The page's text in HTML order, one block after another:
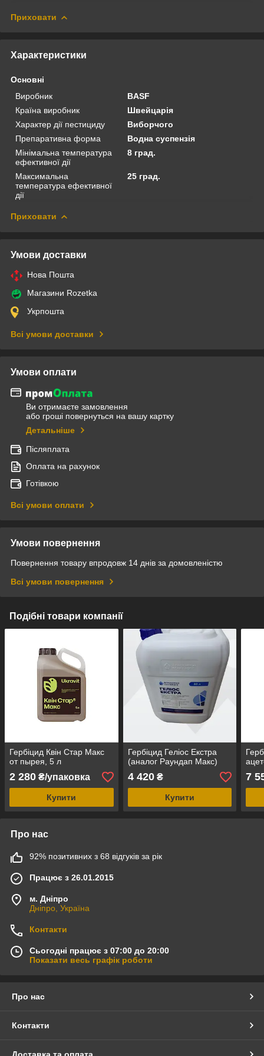
Приховати
Характеристики
Основні
Виробник
BASF
Країна виробник
Швейцарія
Характер дії пестициду
Виборчого
Препаративна форма
Водна суспензія
Мінімальна температура
ефективної дії
8 град.
Максимальна
температура ефективної
дії
25 град.
Приховати
Умови доставки
Нова Пошта
Магазини Rozetka
Укрпошта
Всі умови доставки
Умови оплати
Ви отримаєте замовлення
або гроші повернуться на вашу картку
Детальніше
Післяплата
Оплата на рахунок
Готівкою
Всі умови оплати
Умови повернення
Повернення товару впродовж 14 днів за домовленістю
Всі умови повернення
Подібні товари компанії
Гербіцид Квін Стар Макс
от пырея, 5 л
2 280 ₴/упаковка
Купити
Гербіцид Геліос Екстра
(аналог Раундап Макс)
4 420₴
Купити
7
Про нас
92% позитивних з 68 відгуків за рік
Працює з 26.01.2015
м. Дніпро
Дніпро, Україна
Контакти
Сьогодні працює з 07:00 до 20:00
Показати весь графік роботи
Про нас
Контакти